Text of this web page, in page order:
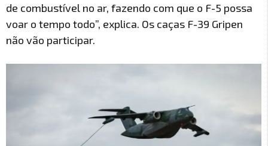
de combustível no ar, fazendo com que o F-5 possa
voar o tempo todo”, explica. Os caças F-39 Gripen
não vão participar.